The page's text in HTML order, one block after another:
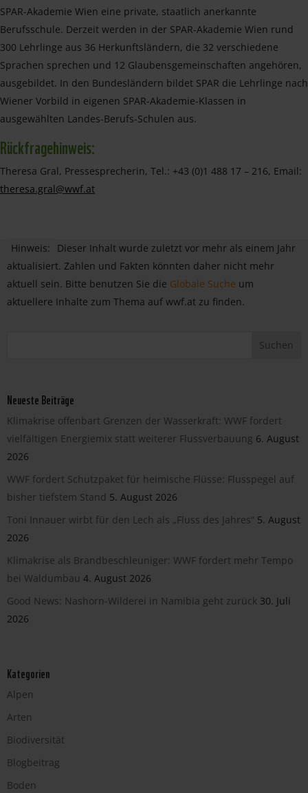
SPAR-Akademie Wien eine private, staatlich anerkannte
Berufsschule. Derzeit werden in der SPAR-Akademie Wien rund
300 Lehrlinge aus 36 Herkunftsländern, die 32 verschiedene
Sprachen sprechen und 12 Glaubensgemeinschaften angehören,
ausgebildet. In den Bundesländern bildet SPAR die Lehrlinge nach
Wiener Vorbild in eigenen SPAR-Akademie-Klassen in
ausgewählten Landes-Berufs-Schulen aus.
Rückfragehinweis:
Theresa Gral, Pressesprecherin, Tel.: +43 (0)1 488 17 – 216, Email:
theresa.gral@wwf.at
Hinweis:
Dieser Inhalt wurde zuletzt vor mehr als einem Jahr
aktualisiert. Zahlen und Fakten könnten daher nicht mehr
aktuell sein. Bitte benutzen Sie die Globale Suche um
aktuellere Inhalte zum Thema auf wwf.at zu finden.
Neueste Beiträge
Klimakrise offenbart Grenzen der Wasserkraft: WWF fordert
vielfältigen Energiemix statt weiterer Flussverbauung 6. August
2026
WWF fordert Schutzpaket für heimische Flüsse: Flusspegel auf
bisher tiefstem Stand 5. August 2026
Toni Innauer wirbt für den Lech als „Fluss des Jahres“ 5. August
2026
Klimakrise als Brandbeschleuniger: WWF fordert mehr Tempo
bei Waldumbau 4. August 2026
Good News: Nashorn-Wilderei in Namibia geht zurück 30. Juli
2026
Kategorien
Alpen
Arten
Biodiversität
Blogbeitrag
Boden